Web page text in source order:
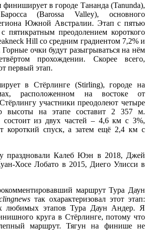
финиширует в городе Тананда (Tanunda),
(Barossa Valley), основного
Южной Австралии. Этап с пятью
пятикратным преодолением короткого
Hill со средним градиентом 7,2% и
очки будут разыгрываться на нём
прохождении. Скорее всего,
первый этап.
в Стёрлинге (Stirling), городе на
расположенном на востоке от
участники преодолеют четыре
высоты на этапе составит 2 357 м.
из двух частей – 4,6 км с 3%,
короткий спуск, а затем ещё 2,4 км с
праздновали Калеб Юэн в 2018, Джей
Хосе Лобато в 2015, Диего Улисси в
маршрут Тура Даун
так охарактеризовал этот этап:
любимых этапов Тура Даун Андер. Я
круга в Стёрлинге, потому что
маршрут. Тягун на финише не